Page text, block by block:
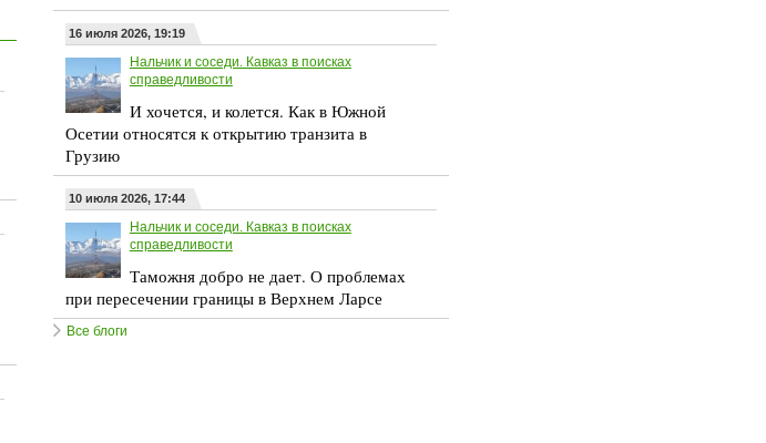
16 июля 2026, 19:19
Нальчик и соседи. Кавказ в поисках
справедливости
И хочется, и колется. Как в Южной
Осетии относятся к открытию транзита в
Грузию
10 июля 2026, 17:44
Нальчик и соседи. Кавказ в поисках
справедливости
Таможня добро не дает. О проблемах
при пересечении границы в Верхнем Ларсе
Все блоги